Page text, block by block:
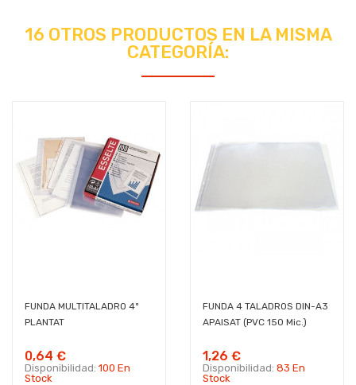
16 OTROS PRODUCTOS EN LA MISMA
CATEGORÍA:
FUNDA MULTITALADRO 4º
PLANTAT
0,64 €
Disponibilidad: 100 En
Stock
FUNDA 4 TALADROS DIN-A3
APAISAT (PVC 150 Mic.)
1,26 €
Disponibilidad: 83 En
Stock